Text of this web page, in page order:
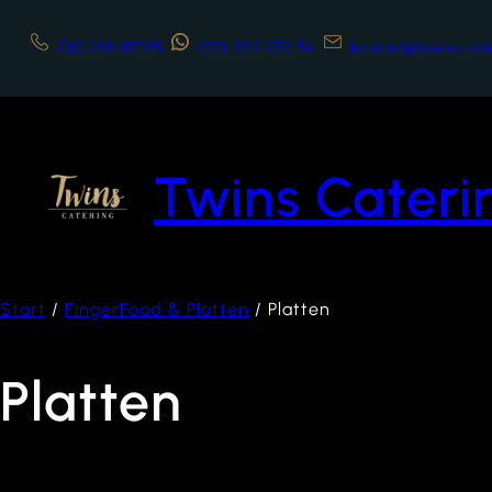
030 203 187 05 0176 222 070 56 kontakt@twins-
Twins
Start / FingerFood & Platten / Platten
Platten